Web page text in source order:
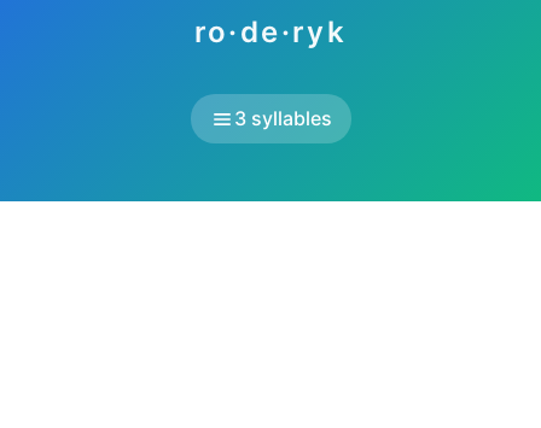
ro·de·ryk
3 syllables